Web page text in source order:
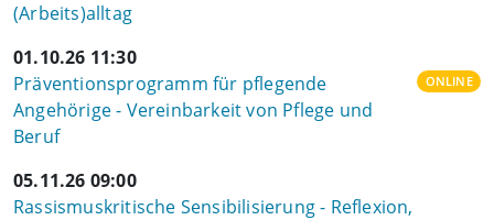
(Arbeits)alltag
01.10.26 11:30
Präventionsprogramm für pflegende
Angehörige - Vereinbarkeit von Pflege und
Beruf
ONLINE
05.11.26 09:00
Rassismuskritische Sensibilisierung - Reflexion,